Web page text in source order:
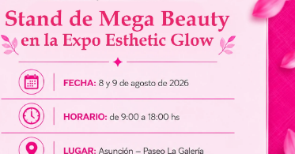
colores: